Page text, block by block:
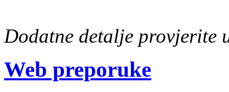
Dodatne detalje provjerite
Web preporuke